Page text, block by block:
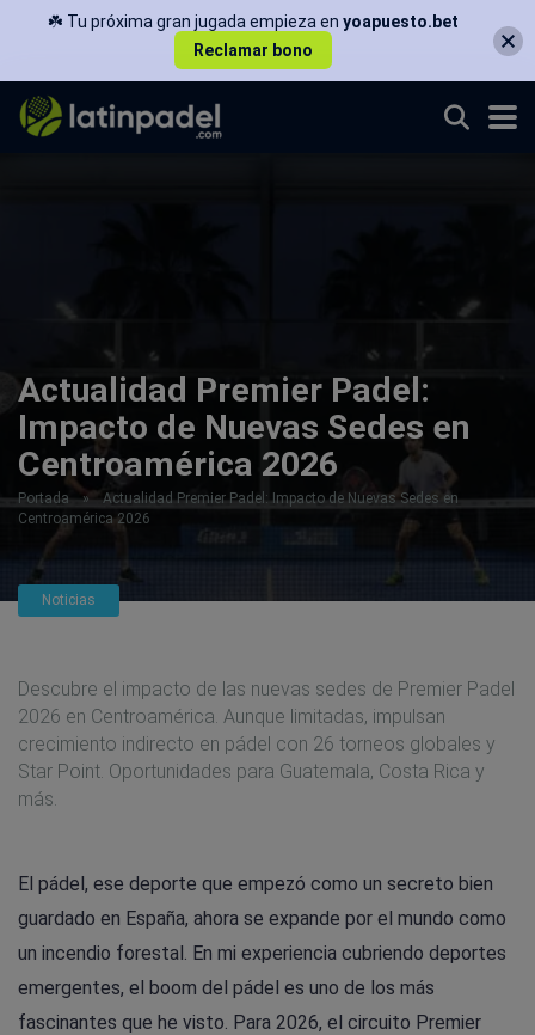
Actualidad Premier Padel:
Impacto de Nuevas Sedes en
Centroamérica 2026
Portada »
Actualidad Premier Padel: Impacto de Nuevas Sedes en
Centroamérica 2026
Noticias
Descubre el impacto de las nuevas sedes de Premier Padel
2026 en Centroamérica. Aunque limitadas, impulsan
crecimiento indirecto en pádel con 26 torneos globales y
Star Point. Oportunidades para Guatemala, Costa Rica y
más.
El pádel, ese deporte que empezó como un secreto bien
guardado en España, ahora se expande por el mundo como
un incendio forestal. En mi experiencia cubriendo deportes
emergentes, el boom del pádel es uno de los más
fascinantes que he visto. Para 2026, el circuito Premier
☘️ Tu próxima gran jugada empieza en yoapuesto.bet
Reclamar bono